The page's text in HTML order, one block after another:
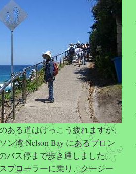
ある道はけっこう疲れますが、
ン湾 Nelson Bay にあるブロン
バス停まで歩き通しました。
プローラーに乗り、クージー